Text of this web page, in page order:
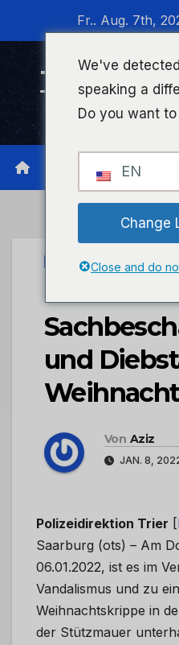
wechseln
Fr.. Aug. 7th,
Timeline
Infonetzwerk
UNCATEGORIZED
POL-
und
Von Aziz
JAN. 8,
Polizeidirektion Trier [
Saarburg (ots) – Am
06.01.2022, ist es im
Vandalismus und zu
Weihnachtskrippe in
der Stützmauer
We've
speaking a
Do you want
EN
Change
Close and do